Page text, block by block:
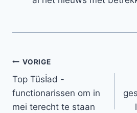
Bericht
navigatie
VORIGE
Top Tüsİad -
functionarissen om in
mei terecht te staan